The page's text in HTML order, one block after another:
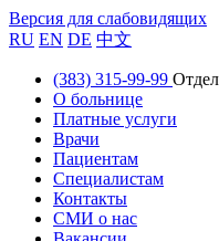
Версия для слабовидящих
RU EN DE 中文
(383) 315-99-99
О больнице
Платные услуги
Врачи
Пациентам
Специалистам
Контакты
СМИ о нас